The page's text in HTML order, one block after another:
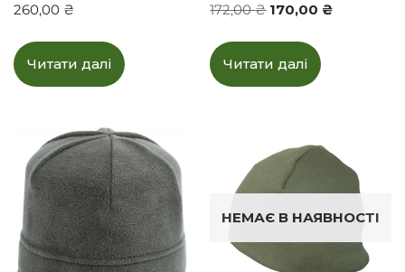
260,00 ₴
Читати далі
172,00₴ 170,00 ₴
Читати далі
НЕМАЄ В НАЯВНОСТІ